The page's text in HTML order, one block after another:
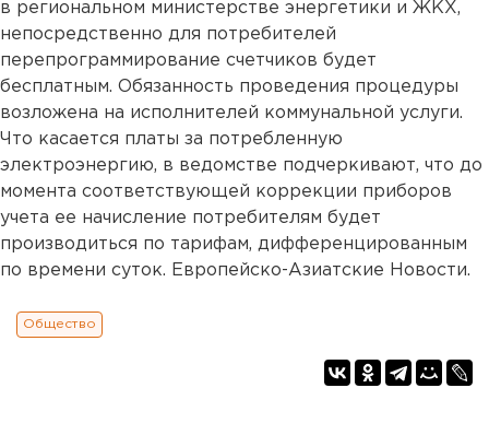
в региональном министерстве энергетики и ЖКХ,
непосредственно для потребителей
перепрограммирование счетчиков будет
бесплатным. Обязанность проведения процедуры
возложена на исполнителей коммунальной услуги.
Что касается платы за потребленную
электроэнергию, в ведомстве подчеркивают, что до
момента соответствующей коррекции приборов
учета ее начисление потребителям будет
производиться по тарифам, дифференцированным
по времени суток. Европейско-Азиатские Новости.
Общество